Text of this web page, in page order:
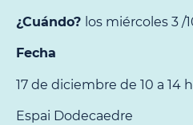
¿Cuándo? los miércoles 3 /
Fecha
17 de diciembre de 10 a 14
Espai Dodecaedre